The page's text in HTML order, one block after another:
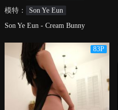
模特：
Son Ye Eun
Son Ye Eun - Cream Bunny
83P